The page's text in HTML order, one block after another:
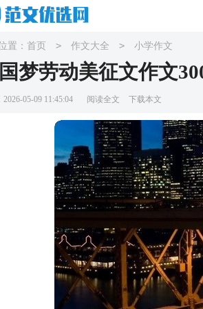
置： 首页 > 作文大全 > 小学作文
梦劳动美征文作文
2026-05-09 11:45:04 阅读全文 下载本文